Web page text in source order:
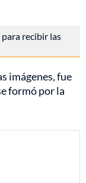
para recibir las
imágenes, fue
formó por la